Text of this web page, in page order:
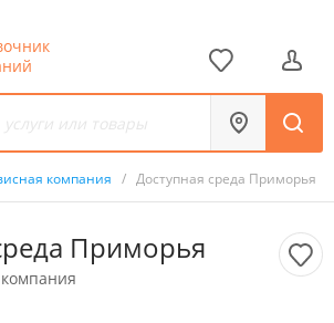
компания / Доступная среда Приморья
Приморья